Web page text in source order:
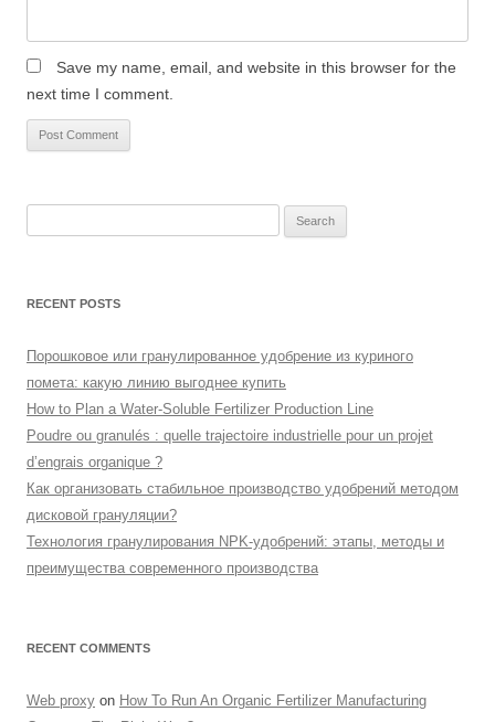
Save my name, email, and website in this browser for the
next time I comment.
RECENT POSTS
Порошковое или гранулированное удобрение из куриного
помета: какую линию выгоднее купить
How to Plan a Water-Soluble Fertilizer Production Line
Poudre ou granulés : quelle trajectoire industrielle pour un projet
d’engrais organique ?
Как организовать стабильное производство удобрений методом
дисковой грануляции?
Технология гранулирования NPK-удобрений: этапы, методы и
преимущества современного производства
RECENT COMMENTS
Web proxy on How To Run An Organic Fertilizer Manufacturing